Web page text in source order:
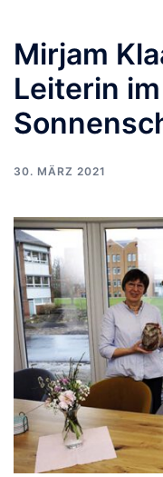
Mirjam
Leiterin im
30. MÄRZ 2021